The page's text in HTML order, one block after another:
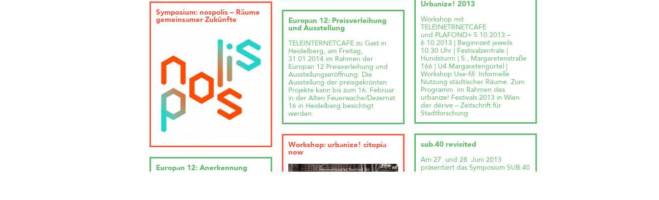
Symposium: nospolis – Räume
gemeinsamer Zukünfte
Europan 12: Anerkennung
Europan 12: Preisverleihung
und Ausstellung
TELEINTERNETCAFE zu Gast in
Heidelberg, am Freitag,
31.01.2014 im Rahmen der
Europan 12 Preisverleihung und
Ausstellungseröffnung. Die
Ausstellung der preisgekrönten
Projekte kann bis zum 16. Februar
in der Alten Feuerwache/Dezernat
16 in Heidelberg besichtigt
werden.
Workshop: urbanize! citopia
now
Urbanize! 2013
Workshop mit
TELEINETRNETCAFE
und PLAFOND+ 5.10.2013 –
6.10.2013 | Beginnzeit jeweils
10.30 Uhr | Festivalzentrale |
Hundsturm | 5., Margaretenstraße
166 | U4 Margaretengürtel |
Workshop Use-fill: Informelle
Nutzung städtischer Räume. Zum
Programm. im Rahmen des
urbanize! Festivals 2013 in Wien
der dérive – Zeitschrift für
Stadtforschung
sub.40 revisited
Am 27. und 28. Juni 2013
präsentiert das Symposium SUB.40